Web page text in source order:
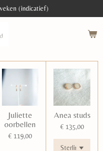
(indicatief)
Juliette
oorbellen
€ 119,00
Anea studs
€ 135,00